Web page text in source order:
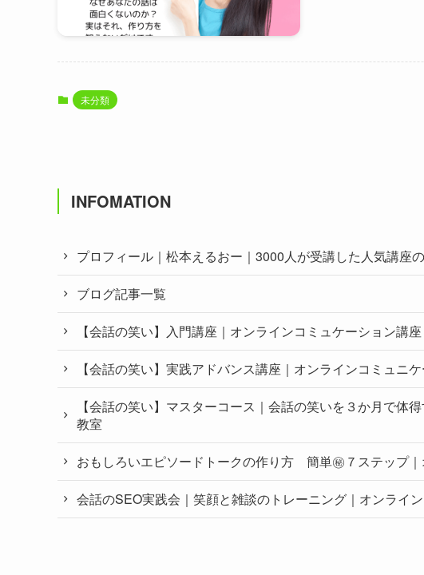
未分類
INFOMATION
プロフィール｜松本えるおー｜3000人が受講した人気講座
ブログ記事一覧
【会話の笑い】入門講座｜オンラインコミュケーション講
【会話の笑い】実践アドバンス講座｜オンラインコミュニ
【会話の笑い】マスターコース｜会話の笑いを３か月で体
教室
おもしろいエピソードトークの作り方 簡単㊙︎７ステップ
会話のSEO実践会｜笑顔と雑談のトレーニング｜オンライ